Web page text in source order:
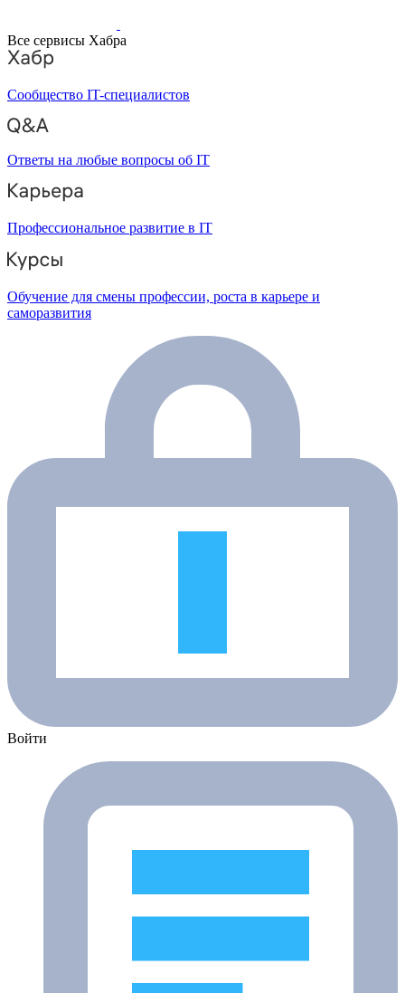
Все сервисы Хабра
Сообщество IT-специалистов
Ответы на любые вопросы об IT
Профессиональное развитие в IT
Обучение для смены профессии, роста в карьере и
саморазвития
Войти